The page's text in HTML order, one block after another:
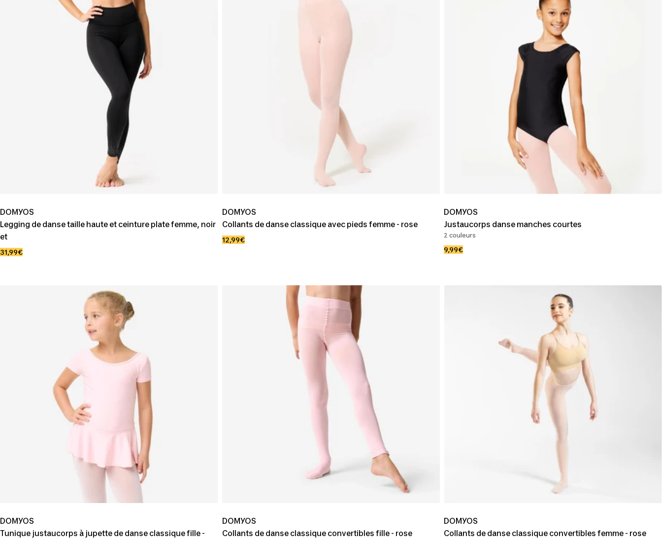
DOMYOS
Legging de danse taille haute et ceinture plate femme, noir
et
Prix
31,99€
DOMYOS
Collants de danse classique avec pieds femme - rose
Prix
12,99€
DOMYOS
Justaucorps danse manches courtes
2 couleurs
Prix
9,99€
DOMYOS
Tunique justaucorps à jupette de danse classique fille -
DOMYOS
Collants de danse classique convertibles fille - rose
DOMYOS
Collants de danse classique convertibles femme - rose